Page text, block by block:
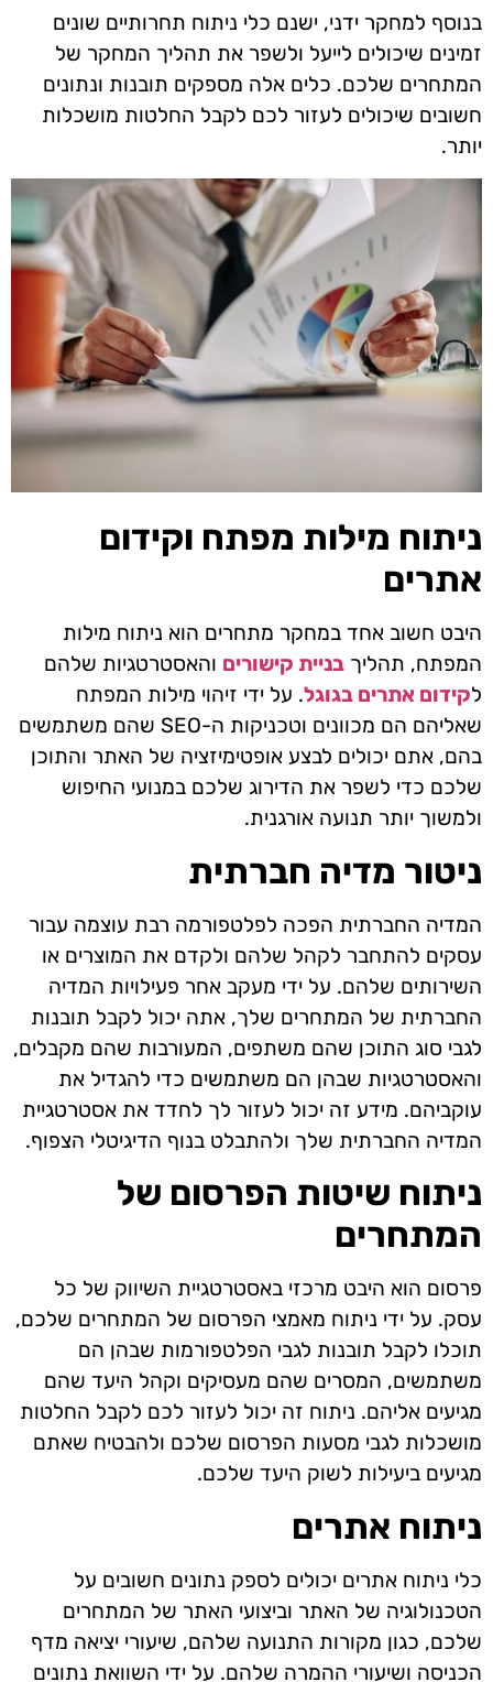
בנוסף למחקר ידני, ישנם כלי ניתוח תחרותיים שונים
זמינים שיכולים לייעל ולשפר את תהליך המחקר של
המתחרים שלכם. כלים אלה מספקים תובנות ונתונים
חשובים שיכולים לעזור לכם לקבל החלטות מושכלות
יותר.
ניתוח מילות מפתח וקידום
אתרים
היבט חשוב אחד במחקר מתחרים הוא ניתוח מילות
המפתח, תהליך בניית קישורים והאסטרטגיות שלהם
לקידום אתרים בגוגל. על ידי זיהוי מילות המפתח
שאליהם הם מכוונים וטכניקות ה-SEO שהם משתמשים
בהם, אתם יכולים לבצע אופטימיזציה של האתר והתוכן
שלכם כדי לשפר את הדירוג שלכם במנועי החיפוש
ולמשוך יותר תנועה אורגנית.
ניטור מדיה חברתית
המדיה החברתית הפכה לפלטפורמה רבת עוצמה עבור
עסקים להתחבר לקהל שלהם ולקדם את המוצרים או
השירותים שלהם. על ידי מעקב אחר פעילויות המדיה
החברתית של המתחרים שלך, אתה יכול לקבל תובנות
לגבי סוג התוכן שהם משתפים, המעורבות שהם מקבלים,
והאסטרטגיות שבהן הם משתמשים כדי להגדיל את
עוקביהם. מידע זה יכול לעזור לך לחדד את אסטרטגיית
המדיה החברתית שלך ולהתבלט בנוף הדיגיטלי הצפוף.
ניתוח שיטות הפרסום של
המתחרים
פרסום הוא היבט מרכזי באסטרטגיית השיווק של כל
עסק. על ידי ניתוח מאמצי הפרסום של המתחרים שלכם,
תוכלו לקבל תובנות לגבי הפלטפורמות שבהן הם
משתמשים, המסרים שהם מעסיקים וקהל היעד שהם
מגיעים אליהם. ניתוח זה יכול לעזור לכם לקבל החלטות
מושכלות לגבי מסעות הפרסום שלכם ולהבטיח שאתם
מגיעים ביעילות לשוק היעד שלכם.
ניתוח אתרים
כלי ניתוח אתרים יכולים לספק נתונים חשובים על
הטכנולוגיה של האתר וביצועי האתר של המתחרים
שלכם, כגון מקורות התנועה שלהם, שיעורי יציאה מדף
הכניסה ושיעורי ההמרה שלהם. על ידי השוואת נתונים